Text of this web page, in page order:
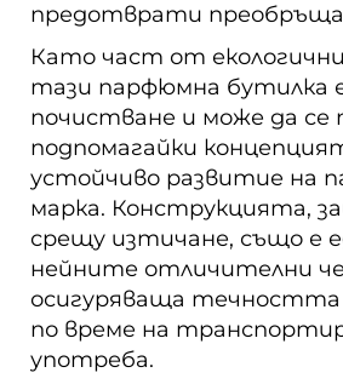
предотврати
Като част от
тази парфюмна бутилка е
почистване и може да се
подпомагайки
устойчиво развитие на
марка. Конструкцията,
срещу изтичане, също е
нейните отличителни
осигуряваща течността
по време на
употреба.